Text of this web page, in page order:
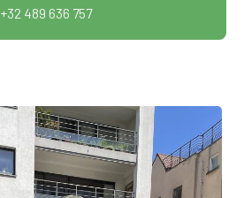
+32 489 636 757